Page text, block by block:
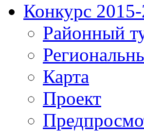
Конкурс
Районный
Карта
Проект